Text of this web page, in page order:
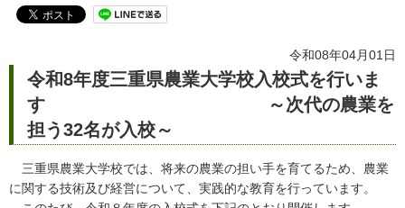
令和08年04月01日
令和8年度三重県農業大学校入校式を行いま
す ～次代の農業を
担う32名が入校～
三重県農業大学校では、将来の農業の担い手を育てるため、農業
に関する技術及び経営について、実践的な教育を行っています。